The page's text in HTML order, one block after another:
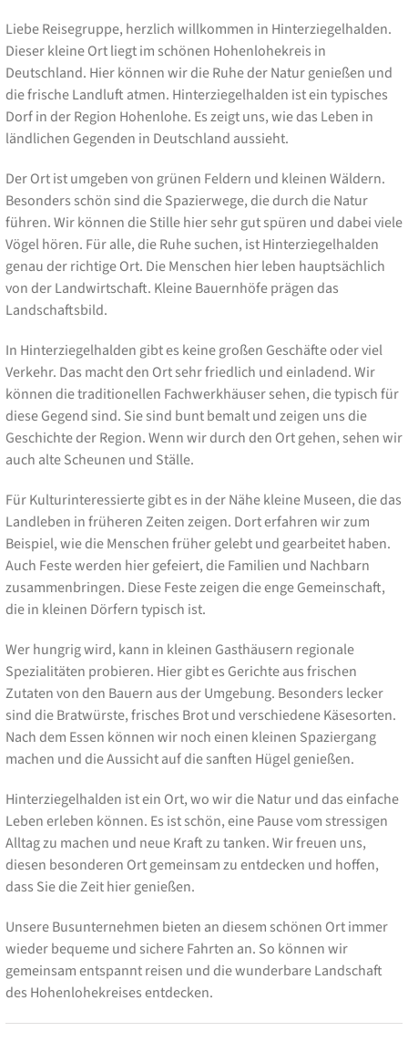
Liebe Reisegruppe, herzlich willkommen in Hinterziegelhalden.
Dieser kleine Ort liegt im schönen Hohenlohekreis in
Deutschland. Hier können wir die Ruhe der Natur genießen und
die frische Landluft atmen. Hinterziegelhalden ist ein typisches
Dorf in der Region Hohenlohe. Es zeigt uns, wie das Leben in
ländlichen Gegenden in Deutschland aussieht.
Der Ort ist umgeben von grünen Feldern und kleinen Wäldern.
Besonders schön sind die Spazierwege, die durch die Natur
führen. Wir können die Stille hier sehr gut spüren und dabei viele
Vögel hören. Für alle, die Ruhe suchen, ist Hinterziegelhalden
genau der richtige Ort. Die Menschen hier leben hauptsächlich
von der Landwirtschaft. Kleine Bauernhöfe prägen das
Landschaftsbild.
In Hinterziegelhalden gibt es keine großen Geschäfte oder viel
Verkehr. Das macht den Ort sehr friedlich und einladend. Wir
können die traditionellen Fachwerkhäuser sehen, die typisch für
diese Gegend sind. Sie sind bunt bemalt und zeigen uns die
Geschichte der Region. Wenn wir durch den Ort gehen, sehen wir
auch alte Scheunen und Ställe.
Für Kulturinteressierte gibt es in der Nähe kleine Museen, die das
Landleben in früheren Zeiten zeigen. Dort erfahren wir zum
Beispiel, wie die Menschen früher gelebt und gearbeitet haben.
Auch Feste werden hier gefeiert, die Familien und Nachbarn
zusammenbringen. Diese Feste zeigen die enge Gemeinschaft,
die in kleinen Dörfern typisch ist.
Wer hungrig wird, kann in kleinen Gasthäusern regionale
Spezialitäten probieren. Hier gibt es Gerichte aus frischen
Zutaten von den Bauern aus der Umgebung. Besonders lecker
sind die Bratwürste, frisches Brot und verschiedene Käsesorten.
Nach dem Essen können wir noch einen kleinen Spaziergang
machen und die Aussicht auf die sanften Hügel genießen.
Hinterziegelhalden ist ein Ort, wo wir die Natur und das einfache
Leben erleben können. Es ist schön, eine Pause vom stressigen
Alltag zu machen und neue Kraft zu tanken. Wir freuen uns,
diesen besonderen Ort gemeinsam zu entdecken und hoffen,
dass Sie die Zeit hier genießen.
Unsere Busunternehmen bieten an diesem schönen Ort immer
wieder bequeme und sichere Fahrten an. So können wir
gemeinsam entspannt reisen und die wunderbare Landschaft
des Hohenlohekreises entdecken.